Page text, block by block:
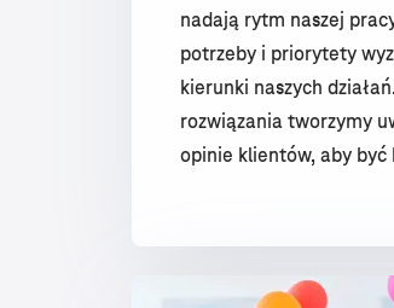
nadają rytm naszej
potrzeby i priorytety
kierunki naszych
rozwiązania tworzymy
opinie klientów, aby być